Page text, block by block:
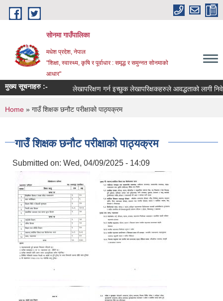
Skip to main content
सोनमा गाउँपालिका
मधेश प्रदेश, नेपाल
"शिक्षा, स्वास्थ्य, कृषि र पूर्वाधार : समृद्ध र समुन्नत सोनमाको
आधार"
मुख्य सूचनाहरु :- लेखापरिक्षण गर्न इच्छुक लेखापरिक्षकहरुले आवद्धताको लागी निवेदन
You are here
Home » गाउँ शिक्षक छनौट परीक्षाको पाठ्यक्रम
गाउँ शिक्षक छनौट परीक्षाको पाठ्यक्रम
Submitted on: Wed, 04/09/2025 - 14:09